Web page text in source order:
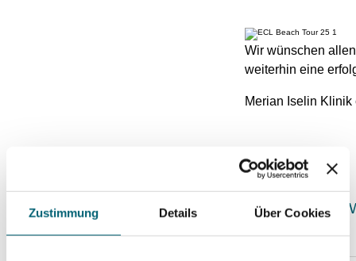
Zustimmung Details Über Cookies
Für Zuweisende
Wir wünschen
weiterhin eine
Merian Iselin